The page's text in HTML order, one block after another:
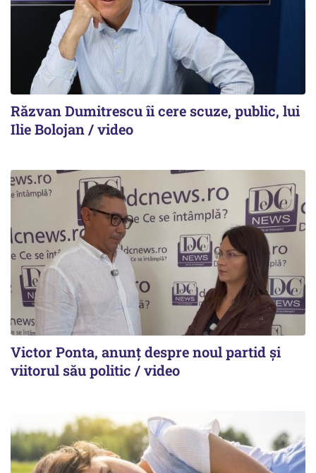
Răzvan Dumitrescu îi cere scuze, public, lui
Ilie Bolojan / video
Victor Ponta, anunț despre noul partid și
viitorul său politic / video